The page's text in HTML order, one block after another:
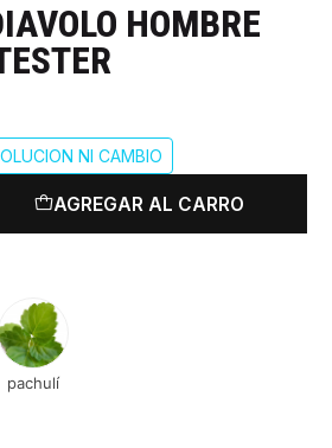
HOMBRE
NI CAMBIO
AGREGAR AL CARRO
pachulí